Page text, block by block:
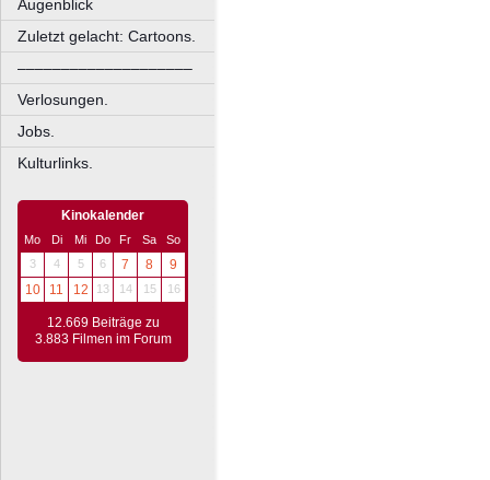
Augenblick
Zuletzt gelacht: Cartoons.
––––––––––––––––––––
Verlosungen.
Jobs.
Kulturlinks.
Kinokalender
Mo Di Mi Do Fr Sa
So
3
4 5 6 7 8
9
10
11 12 13 14 15 16
12.669 Beiträge zu
3.883 Filmen im Forum